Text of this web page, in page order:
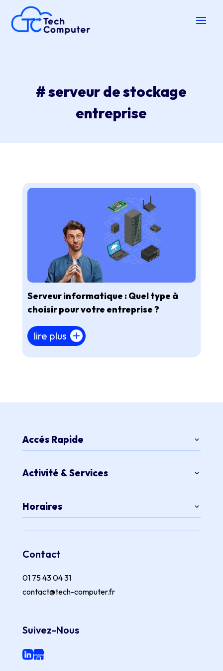
# serveur de stockage
entreprise
Serveur informatique : Quel type à
choisir pour votre entreprise ?
lire plus
Accés Rapide
Activité & Services
Horaires
Contact
01 75 43 04 31
contact@tech-computer.fr
Suivez-Nous